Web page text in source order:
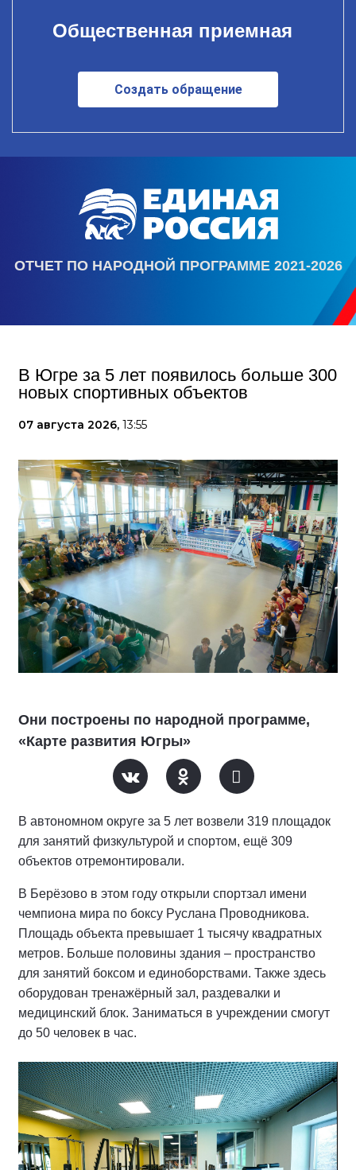
Общественная приемная
Создать обращение
ОТЧЕТ ПО НАРОДНОЙ ПРОГРАММЕ 2021-2026
В Югре за 5 лет появилось больше 300
новых спортивных объектов
07 августа 2026, 13:55
Они построены по народной программе,
«Карте развития Югры»
В автономном округе за 5 лет возвели 319 площадок
для занятий физкультурой и спортом, ещё 309
объектов отремонтировали.
В Берёзово в этом году открыли спортзал имени
чемпиона мира по боксу Руслана Проводникова.
Площадь объекта превышает 1 тысячу квадратных
метров. Больше половины здания – пространство
для занятий боксом и единоборствами. Также здесь
оборудован тренажёрный зал, раздевалки и
медицинский блок. Заниматься в учреждении смогут
до 50 человек в час.